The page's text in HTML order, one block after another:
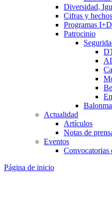
Diversidad,
Cifras y hechos
Programas I+D
Patrocinio
Actualidad
Artículos
Notas de
Eventos
Convocatorias
Página de inicio